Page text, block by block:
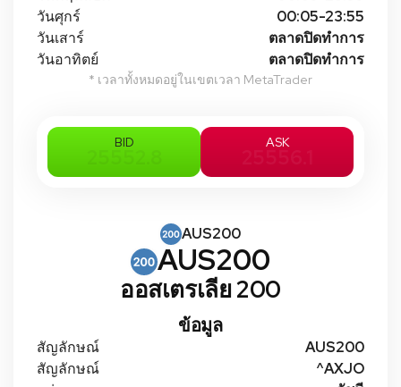
วันศุกร์
00:05-23:55
วันเสาร์
ตลาดปิดทําการ
วันอาทิตย์
ตลาดปิดทําการ
* เวลาทั้งหมดอยู่ในเขตเวลา MetaTrader
BID ASK
AUS200
AUS200
ออสเตรเลีย 200
ข้อมูล
สัญลักษณ์
AUS200
สัญลักษณ์
^AXJO